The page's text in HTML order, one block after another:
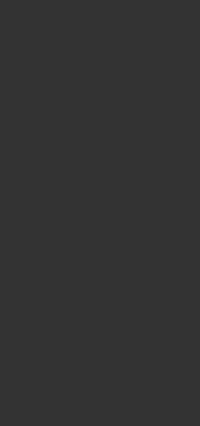
SEE MORE OPTIONS
CONCEALER AND